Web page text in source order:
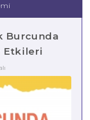
Burcunda
Etkileri